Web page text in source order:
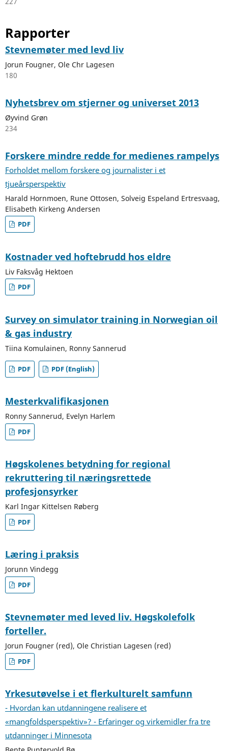
Rapporter
Stevnemøter med levd liv
Jorun Fougner, Ole Chr Lagesen
180
Nyhetsbrev om stjerner og universet 2013
Øyvind Grøn
234
Forskere mindre redde for medienes rampelys
Forholdet mellom forskere og journalister i et
tjueårsperspektiv
Harald Hornmoen, Rune Ottosen, Solveig Espeland Ertresvaag,
Elisabeth Kirkeng Andersen
PDF
Kostnader ved hoftebrudd hos eldre
Liv Faksvåg Hektoen
PDF
Survey on simulator training in Norwegian oil
& gas industry
Tiina Komulainen, Ronny Sannerud
PDF PDF (English)
Mesterkvalifikasjonen
Ronny Sannerud, Evelyn Harlem
PDF
Høgskolenes betydning for regional
rekruttering til næringsrettede
profesjonsyrker
Karl Ingar Kittelsen Røberg
PDF
Læring i praksis
Jorunn Vindegg
PDF
Stevnemøter med leved liv. Høgskolefolk
forteller.
Jorun Fougner (red), Ole Christian Lagesen (red)
PDF
Yrkesutøvelse i et flerkulturelt samfunn
- Hvordan kan utdanningene realisere et
«mangfoldsperspektiv»? - Erfaringer og virkemidler fra tre
utdanninger i Minnesota